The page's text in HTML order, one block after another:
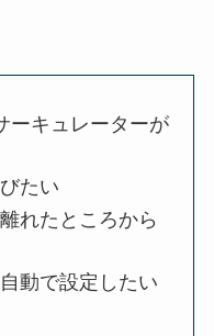
ーキュレーターが
たい
れたところから
動で設定したい